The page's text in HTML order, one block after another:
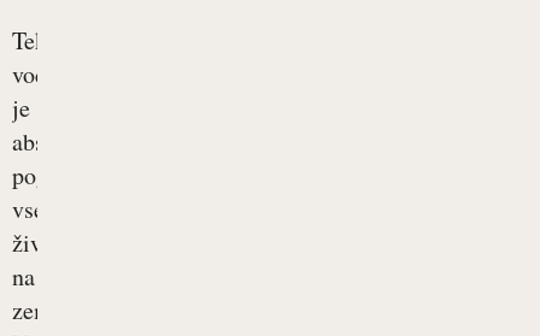
Tekoča
voda
je
absolutni
pogoj
vsega
življenja
na
zemlji.